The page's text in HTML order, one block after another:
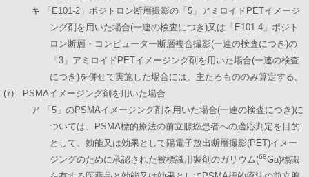
キ 「E101-2」ポジトロン断層撮影の「5」アミロイドPETイメージ
ング剤を用いた場合(一連の検査につき)又は「E101-4」ポジト
ロン断層・コンピューター断層複合撮影(一連の検査につき)の
「3」アミロイドPETイメージング剤を用いた場合(一連の検査
につき)を併せて実施した場合には、主たるもののみ算定する。
(7) PSMAイメージング剤を用いた場合
ア 「5」のPSMAイメージング剤を用いた場合(一連の検査につき)に
ついては、PSMA標的療法の前立腺癌患者への適応判定を目的
として、効能又は効果として陽電子放出断層撮影(PET)イメー
ジングのために承認された被標識用製剤のガリウム(68Ga)標識